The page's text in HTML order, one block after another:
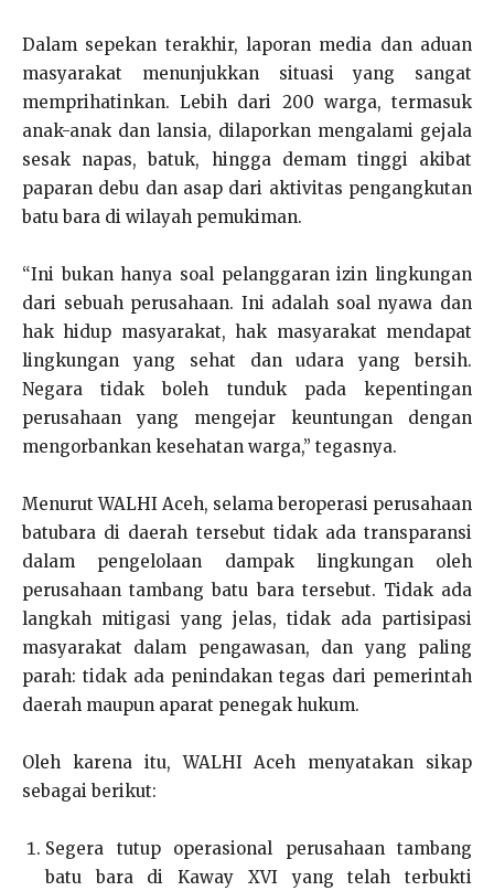
Dalam sepekan terakhir, laporan media dan aduan
masyarakat menunjukkan situasi yang sangat
memprihatinkan. Lebih dari 200 warga, termasuk
anak-anak dan lansia, dilaporkan mengalami gejala
sesak napas, batuk, hingga demam tinggi akibat
paparan debu dan asap dari aktivitas pengangkutan
batu bara di wilayah pemukiman.
“Ini bukan hanya soal pelanggaran izin lingkungan
dari sebuah perusahaan. Ini adalah soal nyawa dan
hak hidup masyarakat, hak masyarakat mendapat
lingkungan yang sehat dan udara yang bersih.
Negara tidak boleh tunduk pada kepentingan
perusahaan yang mengejar keuntungan dengan
mengorbankan kesehatan warga,” tegasnya.
Menurut WALHI Aceh, selama beroperasi perusahaan
batubara di daerah tersebut tidak ada transparansi
dalam pengelolaan dampak lingkungan oleh
perusahaan tambang batu bara tersebut. Tidak ada
langkah mitigasi yang jelas, tidak ada partisipasi
masyarakat dalam pengawasan, dan yang paling
parah: tidak ada penindakan tegas dari pemerintah
daerah maupun aparat penegak hukum.
Oleh karena itu, WALHI Aceh menyatakan sikap
sebagai berikut:
Segera tutup operasional perusahaan tambang
batu bara di Kaway XVI yang telah terbukti